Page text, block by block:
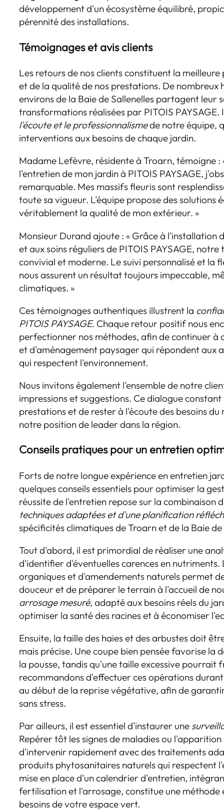
développement d'un écosystème équilibré,
pérennité des installations.
Témoignages et avis clients
Les retours de nos clients constituent la
et de la qualité de nos prestations. De nombreux
environs de la Baie de Sallenelles partagent leur
transformations réalisées par PITOIS PAYSAGE.
l'écoute et le professionnalismede notre équipe,
interventions aux besoins de chaque jardin.
Madame Lefèvre, résidente à Troarn, témoigne :
l'entretien de mon jardin à PITOIS PAYSAGE,
remarquable. Mes massifs fleuris sont
toute sa vigueur. L'équipe propose des solutions
véritablement la qualité de mon extérieur. »
Monsieur Durand ajoute : « Grâce à l'installation
et aux soins réguliers de PITOIS PAYSAGE,
convivial et moderne. Le suivi personnalisé et la
nous assurent un résultat toujours impeccable,
climatiques. »
Ces témoignages authentiques illustrent la
PITOIS PAYSAGE. Chaque retour positif nous
perfectionner nos méthodes, afin de continuer à
et d'aménagement paysager qui répondent aux
qui respectent l'environnement.
Nous invitons également l'ensemble de notre
impressions et suggestions. Ce dialogue
prestations et de rester à l'écoute des besoins
notre position de leader dans la région.
Conseils pratiques pour un entretien
Forts de notre longue expérience en entretien
quelques conseils essentiels pour optimiser la
réussite de l'entretien repose sur la combinaison
techniques adaptées et d'une planification
spécificités climatiques de Troarn et de la Baie de
Tout d'abord, il est primordial de réaliser une
d'identifier d'éventuelles carences en
organiques et d'amendements naturels permet
douceur et de préparer le terrain à l'accueil de
arrosage mesuré, adapté aux besoins réels du
optimiser la santé des racines et à économiser
Ensuite, la taille des haies et des arbustes doit
mais précise. Une coupe bien pensée favorise la
la pousse, tandis qu'une taille excessive pourrait
recommandons d'effectuer ces opérations
au début de la reprise végétative, afin de
sans stress.
Par ailleurs, il est essentiel d'instaurer une
Repérer tôt les signes de maladies ou
d'intervenir rapidement avec des traitements
produits phytosanitaires naturels qui respectent
mise en place d'un calendrier d'entretien,
fertilisation et l'arrosage, constitue une
besoins de votre espace vert.